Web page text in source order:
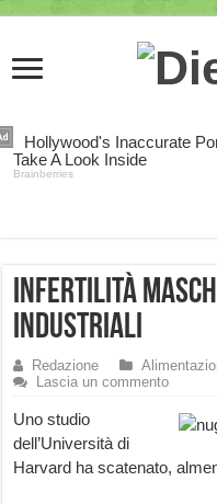
Infertilità
industriali
Redazione
Lascia un commento
Uno studio
dell’Università di
Harvard ha scatenato,